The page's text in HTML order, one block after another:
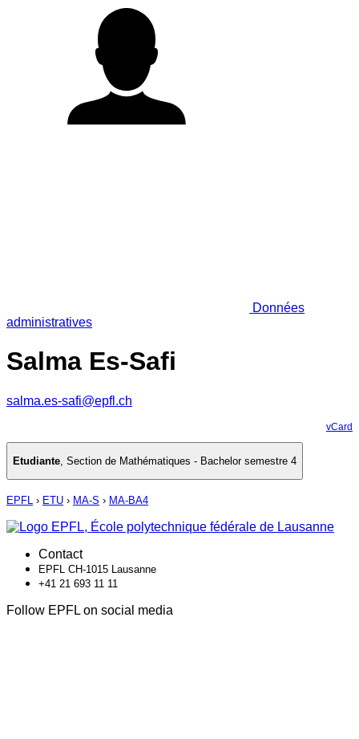
Données
administratives
Salma Es-Safi
salma.es-safi@epfl.ch
vCard
Etudiante, Section de Mathématiques - Bachelor semestre 4
EPFL › ETU › MA-S › MA-BA4
Contact
EPFL CH-1015 Lausanne
+41 21 693 11 11
Follow EPFL on social media